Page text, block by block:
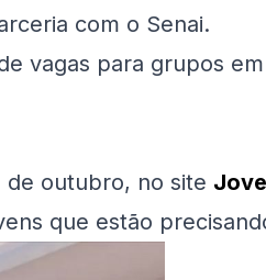
com o Senai.
vagas para grupos
de outubro, no site
que estão